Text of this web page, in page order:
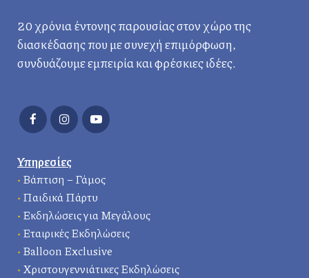
20 χρόνια έντονης παρουσίας στον χώρο της
διασκέδασης που με συνεχή επιμόρφωση,
συνδυάζουμε εμπειρία και φρέσκιες ιδέες.
Υπηρεσίες
• Βάπτιση – Γάμος
• Παιδικά Πάρτυ
• Εκδηλώσεις για Μεγάλους
• Εταιρικές Εκδηλώσεις
• Balloon Exclusive
• Χριστουγεννιάτικες Εκδηλώσεις